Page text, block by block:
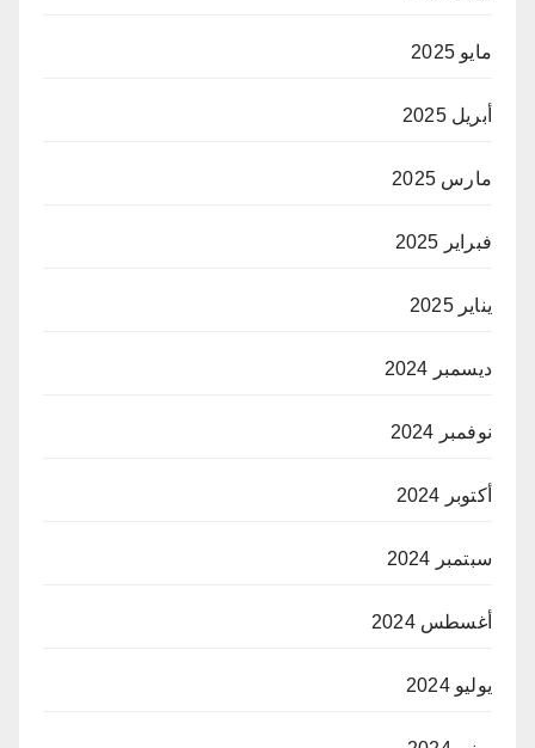
مايو 2025
أبريل 2025
مارس 2025
فبراير 2025
يناير 2025
ديسمبر 2024
نوفمبر 2024
أكتوبر 2024
سبتمبر 2024
أغسطس 2024
يوليو 2024